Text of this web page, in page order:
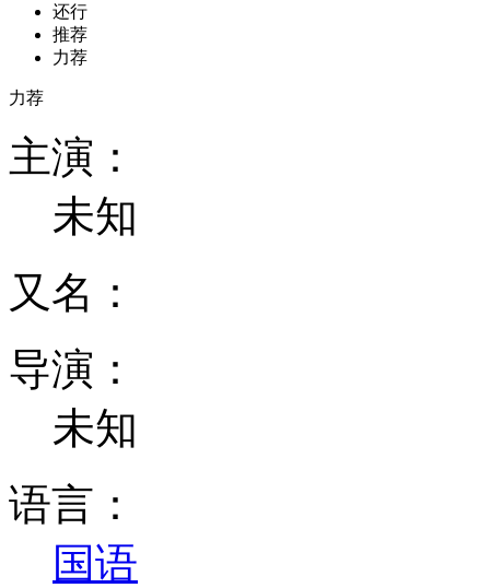
还行
推荐
力荐
力荐
主演：
未知
又名：
导演：
未知
语言：
国语